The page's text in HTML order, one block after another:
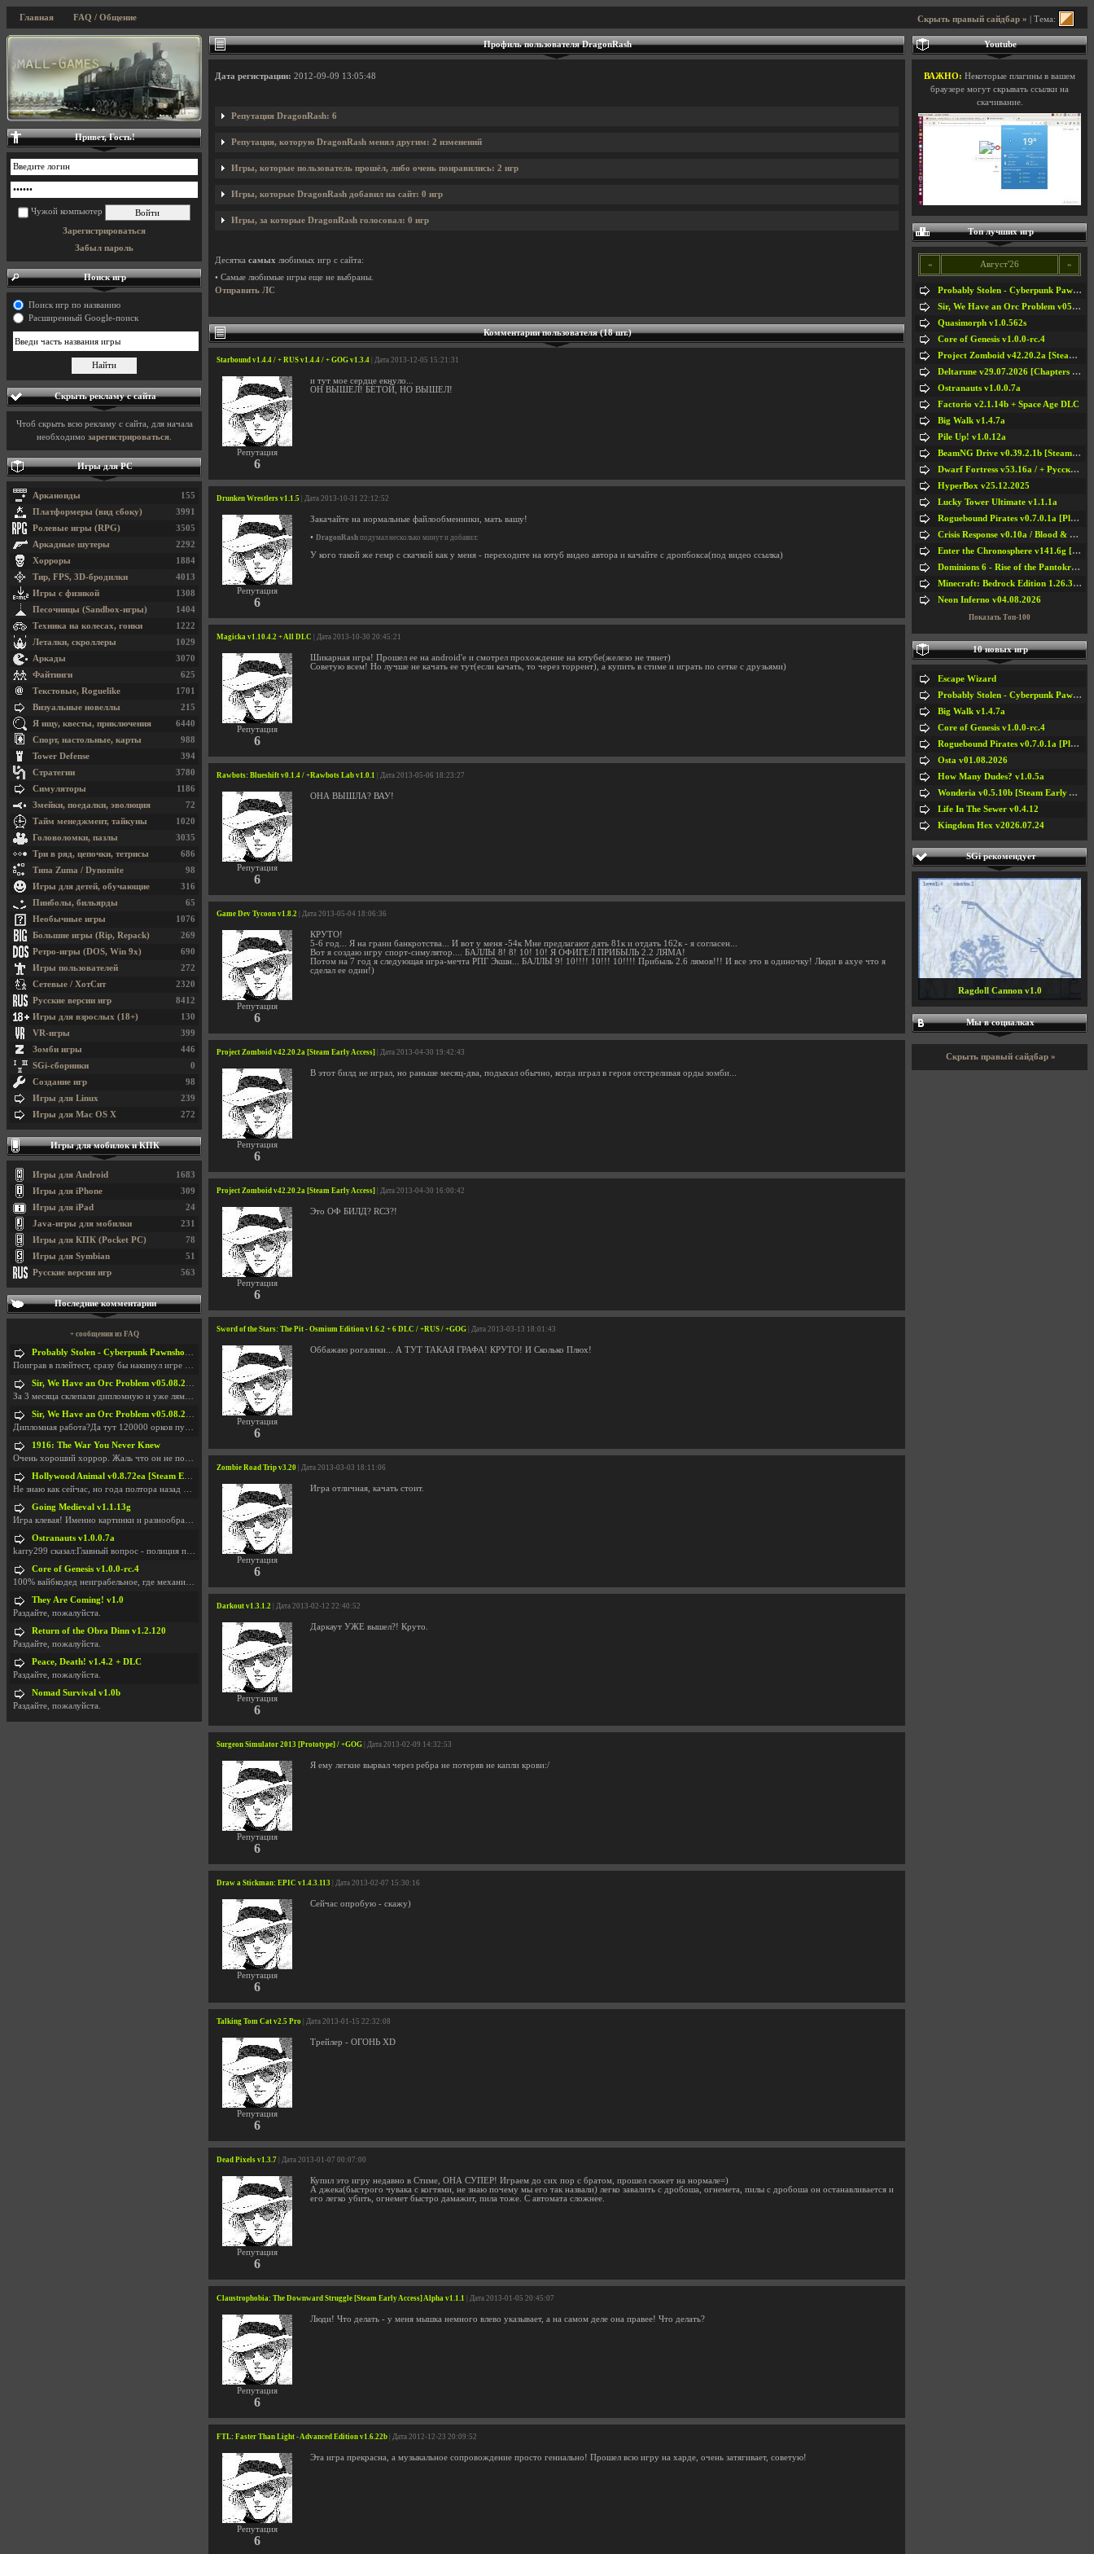
Скрыть правый сайдбар » | Тема:
Главная FAQ / Общение
Профиль пользователя DragonRash
Дата регистрации: 2012-09-09 13:05:48
Репутация DragonRash: 6
Репутация, которую DragonRash менял другим: 2 изменений
Игры, которые пользователь прошёл, либо очень понравились: 2 игр
Игры, которые DragonRash добавил на сайт: 0 игр
Игры, за которые DragonRash голосовал: 0 игр
Десятка самых любимых игр с сайта:
• Самые любимые игры еще не выбраны.
Отправить ЛС
Комментарии пользователя (18 шт.)
Starbound v1.4.4 / + RUS v1.4.4 / + GOG v1.3.4 | Дата 2013-12-05 15:21:31
Репутация
6
и тут мое сердце екнуло...
ОН ВЫШЕЛ! БЕТОЙ, НО ВЫШЕЛ!
Drunken Wrestlers v1.1.5 | Дата 2013-10-31 22:12:52
Репутация
6
Закачайте на нормальные файлообменники, мать вашу!
• DragonRash подумал несколько минут и добавил:
У кого такой же гемр с скачкой как у меня - переходите на ютуб видео автора и качайте с дропбокса(под видео ссылка)
Magicka v1.10.4.2 + All DLC | Дата 2013-10-30 20:45:21
Репутация
6
Шикарная игра! Прошел ее на android'е и смотрел прохождение на ютубе(железо не тянет)
Советую всем! Но лучше не качать ее тут(если качать, то через торрент), а купить в стиме и играть по сетке с друзьями)
Rawbots: Blueshift v0.1.4 / +Rawbots Lab v1.0.1 | Дата 2013-05-06 18:23:27
Репутация
6
ОНА ВЫШЛА? ВАУ!
Game Dev Tycoon v1.8.2 | Дата 2013-05-04 18:06:36
Репутация
6
КРУТО!
5-6 год... Я на грани банкротства... И вот у меня -54к Мне предлагают дать 81к и отдать 162к - я согласен...
Вот я создаю игру спорт-симулятор.... БАЛЛЫ 8! 8! 10! 10! Я ОФИГЕЛ ПРИБЫЛЬ 2.2 ЛЯМА!
Потом на 7 год я следующая игра-мечта РПГ Экшн... БАЛЛЫ 9! 10!!!! 10!!! 10!!!! Прибыль 2.6 лямов!!! И все это в одиночку! Люди в ахуе что я
сделал ее один!)
Project Zomboid v42.20.2a [Steam Early Access] | Дата 2013-04-30 19:42:43
Репутация
6
В этот билд не играл, но раньше месяц-два, подыхал обычно, когда играл в героя отстреливая орды зомби...
Project Zomboid v42.20.2a [Steam Early Access] | Дата 2013-04-30 16:00:42
Репутация
6
Это ОФ БИЛД? RC3?!
Sword of the Stars: The Pit - Osmium Edition v1.6.2 + 6 DLC / +RUS / +GOG | Дата 2013-03-13 18:01:43
Репутация
6
Оббажаю рогалики... А ТУТ ТАКАЯ ГРАФА! КРУТО! И Сколько Плюх!
Zombie Road Trip v3.20 | Дата 2013-03-03 18:11:06
Репутация
6
Игра отличная, качать стоит.
Darkout v1.3.1.2 | Дата 2013-02-12 22:40:52
Репутация
6
Даркаут УЖЕ вышел?! Круто.
Surgeon Simulator 2013 [Prototype] / +GOG | Дата 2013-02-09 14:32:53
Репутация
6
Я ему легкие вырвал через ребра не потеряв не капли крови:/
Draw a Stickman: EPIC v1.4.3.113 | Дата 2013-02-07 15:30:16
Репутация
6
Сейчас опробую - скажу)
Talking Tom Cat v2.5 Pro | Дата 2013-01-15 22:32:08
Репутация
6
Трейлер - ОГОНЬ XD
Dead Pixels v1.3.7 | Дата 2013-01-07 00:07:00
Репутация
6
Купил это игру недавно в Стиме, ОНА СУПЕР! Играем до сих пор с братом, прошел сюжет на нормале=)
А джека(быстрого чувака с когтями, не знаю почему мы его так назвали) легко завалить с дробоша, огнемета, пилы с дробоша он останавливается и
его легко убить, огнемет быстро дамажит, пила тоже. С автомата сложнее.
Claustrophobia: The Downward Struggle [Steam Early Access] Alpha v1.1.1 | Дата 2013-01-05 20:45:07
Репутация
6
Люди! Что делать - у меня мышка немного влево указывает, а на самом деле она правее! Что делать?
FTL: Faster Than Light - Advanced Edition v1.6.22b | Дата 2012-12-23 20:09:52
Репутация
6
Эта игра прекрасна, а музыкальное сопровождение просто гениально! Прошел всю игру на харде, очень затягивает, советую!
Привет, Гость!
Чужой компьютер
Зарегистрироваться
Забыл пароль
Поиск игр
Поиск игр по названию
Расширенный Google-поиск
Скрыть рекламу с сайта
Чтоб скрыть всю рекламу с сайта, для начала
необходимо зарегистрироваться
Игры для PC
155
Арканоиды
3991
Платформеры (вид сбоку)
3505
Ролевые игры (RPG)
2292
Аркадные шутеры
1884
Хорроры
4013
Тир, FPS, 3D-бродилки
1308
Игры с физикой
1404
Песочницы (Sandbox-игры)
1222
Техника на колесах, гонки
1029
Леталки, скроллеры
3070
Аркады
625
Файтинги
1701
Текстовые, Roguelike
215
Визуальные новеллы
6440
Я ищу, квесты, приключения
988
Спорт, настольные, карты
394
Tower Defense
3780
Стратегии
1186
Симуляторы
72
Змейки, поедалки, эволюция
1020
Тайм менеджмент, тайкуны
3035
Головоломки, пазлы
686
Три в ряд, цепочки, тетрисы
98
Типа Zuma / Dynomite
316
Игры для детей, обучающие
65
Пинболы, бильярды
1076
Необычные игры
269
Большие игры (Rip, Repack)
690
Ретро-игры (DOS, Win 9x)
272
Игры пользователей
2320
Сетевые / ХотСит
8412
Русские версии игр
130
Игры для взрослых (18+)
399
VR-игры
446
Зомби игры
0
SGi-сборники
98
Создание игр
239
Игры для Linux
272
Игры для Mac OS X
Игры для мобилок и КПК
1683
Игры для Android
309
Игры для iPhone
24
Игры для iPad
231
Java-игры для мобилки
78
Игры для КПК (Pocket PC)
51
Игры для Symbian
563
Русские версии игр
Последние комментарии
+ сообщения из FAQ
Probably Stolen - Cyberpunk Pawnshop Simulator v048c [Playtest]
Поиграв в плейтест, сразу бы накинул игре наивысши
Sir, We Have an Orc Problem v05.08.2026
За 3 месяца склепали дипломную и уже лям двести ба
Sir, We Have an Orc Problem v05.08.2026
Дипломная работа?Да тут 120000 орков путь выбирают
1916: The War You Never Knew
Очень хороший хоррор. Жаль что он не получил должн
Hollywood Animal v0.8.72ea [Steam Early Access]
Не знаю как сейчас, но года полтора назад игра был
Going Medieval v1.1.13g
Игра клевая! Именно картинки и разнообразия в стро
Ostranauts v1.0.0.7a
karry299 сказал:Главный вопрос - полиция по-прежне
Core of Genesis v1.0.0-rc.4
100% вайбкодед неиграбельное, где механики знает т
They Are Coming! v1.0
Раздайте, пожалуйста.
Return of the Obra Dinn v1.2.120
Раздайте, пожалуйста.
Peace, Death! v1.4.2 + DLC
Раздайте, пожалуйста.
Nomad Survival v1.0b
Раздайте, пожалуйста.
Youtube
ВАЖНО: Некоторые плагины в вашем
браузере могут скрывать ссылки на
скачивание.
Топ лучших игр
« Август'26 »
Probably Stolen - Cyberpunk Pawnshop Simulator v048c [Playtest]
Sir, We Have an Orc Problem v05.08.2026
Quasimorph v1.0.562s
Core of Genesis v1.0.0-rc.4
Project Zomboid v42.20.2a [Steam Early Access]
Deltarune v29.07.2026 [Chapters 1-5] / + RUS [Chapters 1-5]
Ostranauts v1.0.0.7a
Factorio v2.1.14b + Space Age DLC
Big Walk v1.4.7a
Pile Up! v1.0.12a
BeamNG Drive v0.39.2.1b [Steam Early Access]
Dwarf Fortress v53.16a / + Русская Версия v50.12a
HyperBox v25.12.2025
Lucky Tower Ultimate v1.1.1a
Roguebound Pirates v0.7.0.1a [Playtest]
Crisis Response v0.10a / Blood & Bullet
Enter the Chronosphere v141.6g [Steam Early Access]
Dominions 6 - Rise of the Pantokrator v6.35a
Minecraft: Bedrock Edition 1.26.33.1a / + TLauncher v2.89
Neon Inferno v04.08.2026
Показать Топ-100
10 новых игр
Escape Wizard
Probably Stolen - Cyberpunk Pawnshop Simulator v048c [Playtest]
Big Walk v1.4.7a
Core of Genesis v1.0.0-rc.4
Roguebound Pirates v0.7.0.1a [Playtest]
Osta v01.08.2026
How Many Dudes? v1.0.5a
Wonderia v0.5.10b [Steam Early Access]
Life In The Sewer v0.4.12
Kingdom Hex v2026.07.24
SGi рекомендует
Ragdoll Cannon v1.0
Мы в социалках
Скрыть правый сайдбар »